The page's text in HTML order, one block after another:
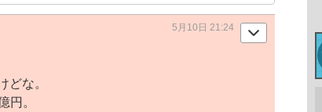
5月10日 21:24
どな。
円。